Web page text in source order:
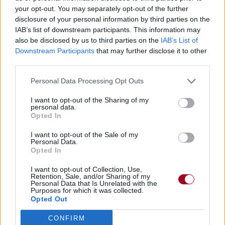
your opt-out. You may separately opt-out of the further
disclosure of your personal information by third parties on the
IAB’s list of downstream participants. This information may
also be disclosed by us to third parties on the IAB’s List of
Downstream Participants that may further disclose it to other
Personal Data Processing Opt Outs
I want to opt-out of the Sharing of my
personal data.
Opted In
I want to opt-out of the Sale of my
Personal Data.
Opted In
I want to opt-out of Collection, Use,
Retention, Sale, and/or Sharing of my
Personal Data that Is Unrelated with the
Purposes for which it was collected.
Opted Out
CONFIRM